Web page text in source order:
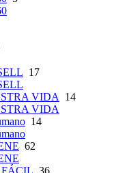
17
VIDA
14
VIDA
14
62